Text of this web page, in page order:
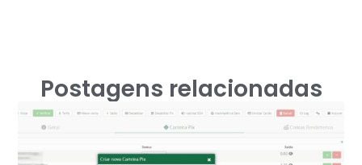
Postagens relacionadas